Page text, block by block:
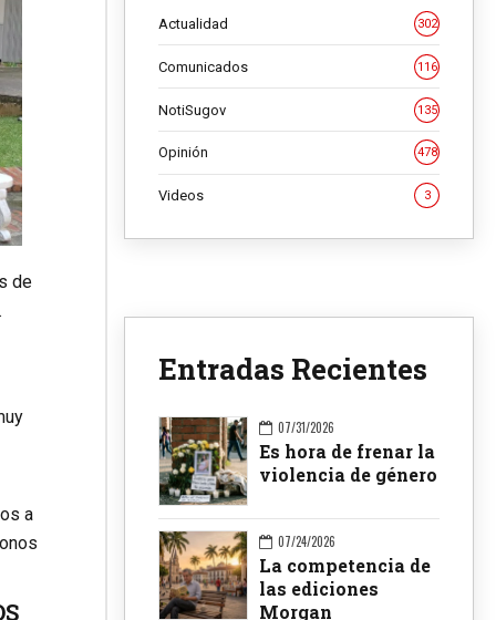
de
a
Actualidad 302
Comunicados 116
NotiSugov 135
Opinión 478
Videos 3
Entradas Recientes
07/31/2026
Es hora de frenar la
violencia de género
07/24/2026
La competencia de
las ediciones
Morgan